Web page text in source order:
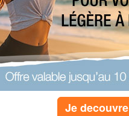
Je decouvre